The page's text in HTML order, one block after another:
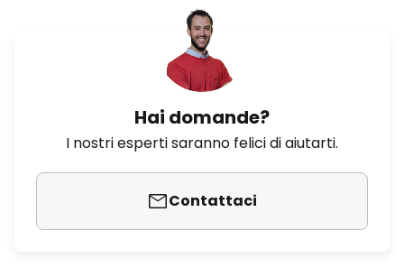
Hai domande?
I nostri esperti saranno felici di aiutarti.
Contattaci